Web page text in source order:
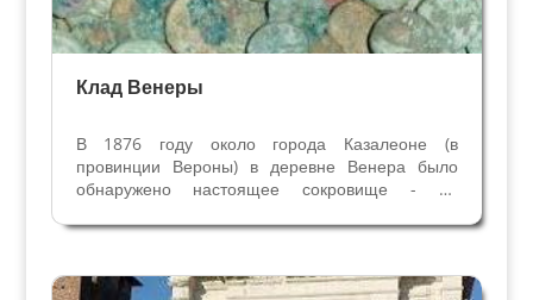
Клад Венеры
В 1876 году около города Казалеоне (в
провинции Вероны) в деревне Венера было
обнаружено настоящее сокровище - на
строители откопали два клада с римскими
называют Кладом Венеры. Звучит...